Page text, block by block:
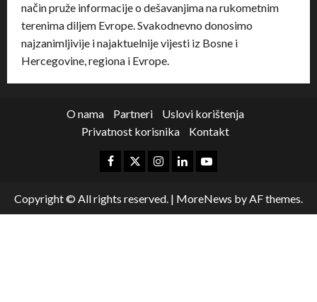
način pruže informacije o dešavanjima na rukometnim
terenima diljem Evrope. Svakodnevno donosimo
najzanimljivije i najaktuelnije vijesti iz Bosne i
Hercegovine, regiona i Evrope.
O nama Partneri
Uslovi korištenja
Privatnost korisnika
Kontakt
Copyright © All rights reserved. | MoreNews by AF themes.